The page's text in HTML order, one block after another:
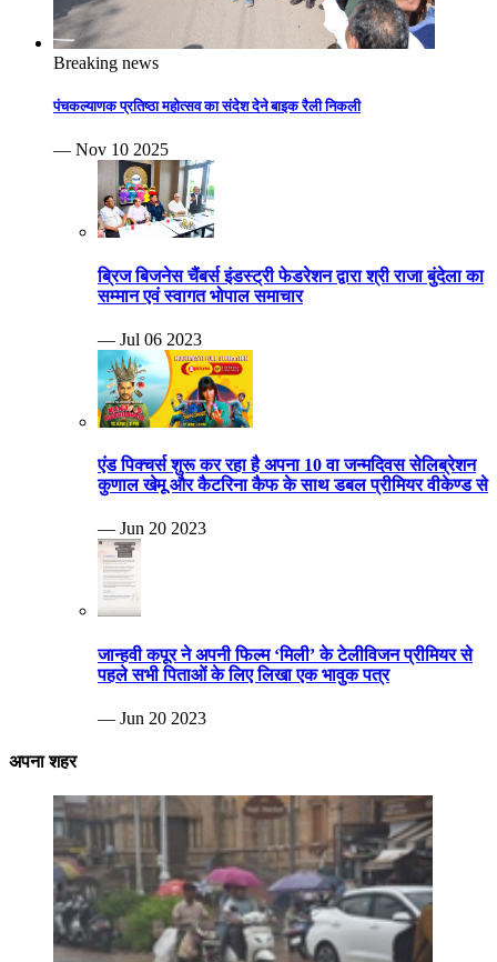
Breaking news
पंचकल्याणक प्रतिष्ठा महोत्सव का संदेश देने बाइक रैली निकली
— Nov 10 2025
ब्रिज बिजनेस चैंबर्स इंडस्ट्री फेडरेशन द्वारा श्री राजा बुंदेला का
सम्मान एवं स्वागत भोपाल समाचार
— Jul 06 2023
एंड पिक्चर्स शुरू कर रहा है अपना 10 वा जन्मदिवस सेलिब्रेशन
कुणाल खेमू और कैटरिना कैफ के साथ डबल प्रीमियर वीकेण्ड से
— Jun 20 2023
जान्हवी कपूर ने अपनी फिल्म ‘मिली’ के टेलीविजन प्रीमियर से
पहले सभी पिताओं के लिए लिखा एक भावुक पत्र
— Jun 20 2023
अपना शहर